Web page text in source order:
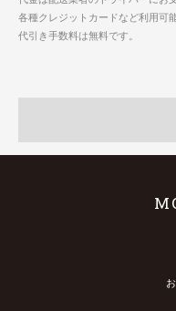
各種クレジットカードなど利用可
代引き手数料は無料です。